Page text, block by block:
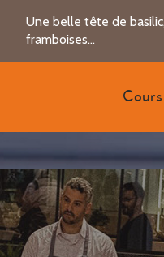
Une belle tête de
framboises...